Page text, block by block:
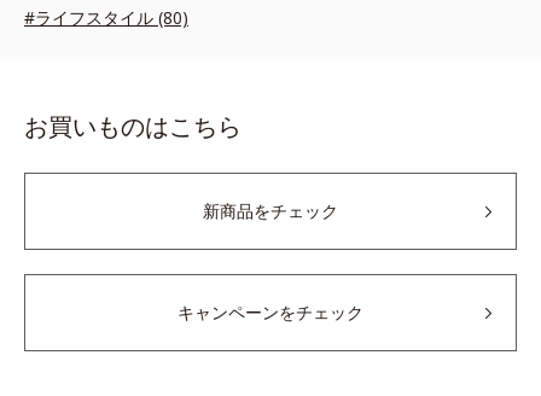
#ライフスタイル (80)
お買いものはこちら
新商品をチェック
キャンペーンをチェック